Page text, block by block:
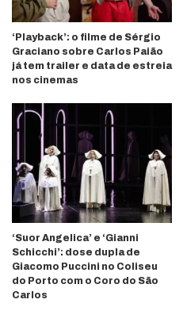
‘Playback’: o filme de Sérgio
Graciano sobre Carlos Paião
já tem trailer e data de estreia
nos cinemas
‘Suor Angelica’ e ‘Gianni
Schicchi’: dose dupla de
Giacomo Puccini no Coliseu
do Porto com o Coro do São
Carlos